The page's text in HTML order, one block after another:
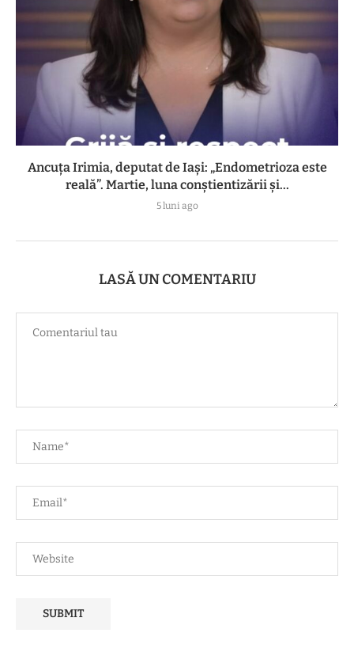
Ancuța Irimia, deputat de Iași: „Endometrioza este
reală”. Martie, luna conștientizării și...
5 luni ago
LASĂ UN COMENTARIU